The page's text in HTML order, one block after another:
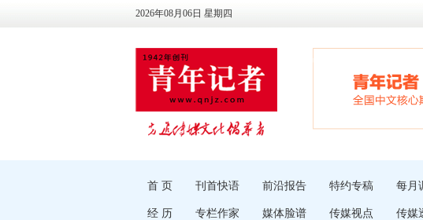
2026年08月06日 星期四
首 页 刊首快语 前沿报告 特约专稿 每月
经 历 专栏作家 媒体脸谱 传媒视点 传媒